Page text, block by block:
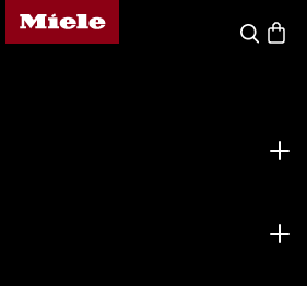
Miele-Homepage
Suche